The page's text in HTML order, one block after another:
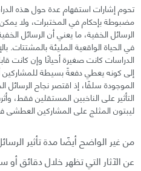
تحوم إشارات استفهام عدة حول هذه
مضبوطة بإحكام في المختبرات، ولا
الرسائل الخفية، ما يعني أن الرسائل
في الحياة الواقعية المليئة بالمشتتات.
الدراسات كانت صغيرة أحيانًا وإن كانت
إلى كونه يعطي دفعةً بسيطة
الموجودة سلفًا، إذ اقتصر نجاح
التأثير على الناخبين المستقلين فقط،
ليبتون المثلج على المشاركين العطشى
من غير الواضح أيضًا مدة تأثير
عن الآثار التي تظهر خلال دقائق أو